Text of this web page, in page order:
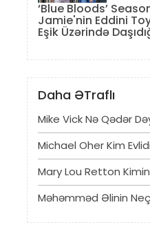
‘Blue Bloods’
Jamie'nin Eddini
Eşik Üzərində
Daha ƏTraflı
Mike Vick Nə Qədər
Michael Oher Kim
Mary Lou Retton
Məhəmməd Əlinin